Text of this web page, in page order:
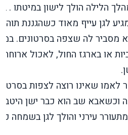
הלילה הולך לישון במיטתו .
לגן עייף מאוד כשהגננת תוהה
מסביר לה שצפה בסרטונים.
או בארגז החול, לאכול ארוחת
לאמו שאינו רוצה לצפות
וכשאבא שב הוא כבר ישן היטב
עירני והולך לגן בשמחה